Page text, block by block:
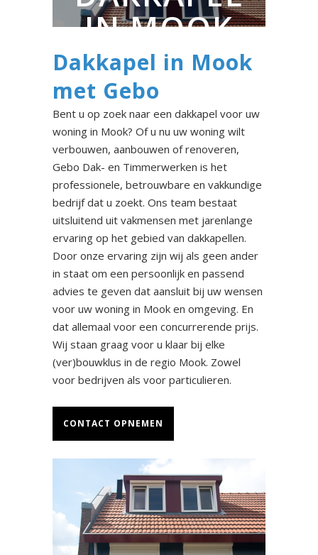
IN MOOK
Dakkapel in Mook
met Gebo
Bent u op zoek naar een dakkapel voor uw
woning in Mook? Of u nu uw woning wilt
verbouwen, aanbouwen of renoveren,
Gebo Dak- en Timmerwerken is het
professionele, betrouwbare en vakkundige
bedrijf dat u zoekt. Ons team bestaat
uitsluitend uit vakmensen met jarenlange
ervaring op het gebied van dakkapellen.
Door onze ervaring zijn wij als geen ander
in staat om een persoonlijk en passend
advies te geven dat aansluit bij uw wensen
voor uw woning in Mook en omgeving. En
dat allemaal voor een concurrerende prijs.
Wij staan graag voor u klaar bij elke
(ver)bouwklus in de regio Mook. Zowel
voor bedrijven als voor particulieren.
CONTACT OPNEMEN